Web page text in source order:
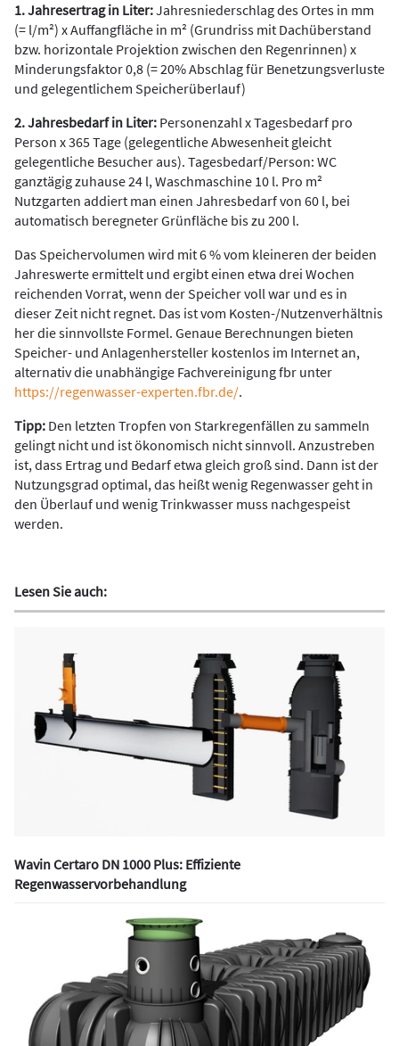
1. Jahresertrag in Liter:Jahresniederschlag des Ortes in mm
(= l/m²) x Auffangfläche in m² (Grundriss mit Dachüberstand
bzw. horizontale Projektion zwischen den Regenrinnen) x
Minderungsfaktor 0,8 (= 20% Abschlag für Benetzungsverluste
und gelegentlichem Speicherüberlauf)
2. Jahresbedarf in Liter: Personenzahl x Tagesbedarf pro
Person x 365 Tage (gelegentliche Abwesenheit gleicht
gelegentliche Besucher aus). Tagesbedarf/Person: WC
ganztägig zuhause 24 l, Waschmaschine 10 l. Pro m²
Nutzgarten addiert man einen Jahresbedarf von 60 l, bei
automatisch beregneter Grünfläche bis zu 200 l.
Das Speichervolumen wird mit 6 % vom kleineren der beiden
Jahreswerte ermittelt und ergibt einen etwa drei Wochen
reichenden Vorrat, wenn der Speicher voll war und es in
dieser Zeit nicht regnet. Das ist vom Kosten-/Nutzenverhältnis
her die sinnvollste Formel. Genaue Berechnungen bieten
Speicher- und Anlagenhersteller kostenlos im Internet an,
alternativ die unabhängige Fachvereinigung fbr unter
https://regenwasser-experten.fbr.de/.
Tipp: Den letzten Tropfen von Starkregenfällen zu sammeln
gelingt nicht und ist ökonomisch nicht sinnvoll. Anzustreben
ist, dass Ertrag und Bedarf etwa gleich groß sind. Dann ist der
Nutzungsgrad optimal, das heißt wenig Regenwasser geht in
den Überlauf und wenig Trinkwasser muss nachgespeist
werden.
Lesen Sie auch:
Wavin Certaro DN 1000 Plus: Effiziente
Regenwasservorbehandlung